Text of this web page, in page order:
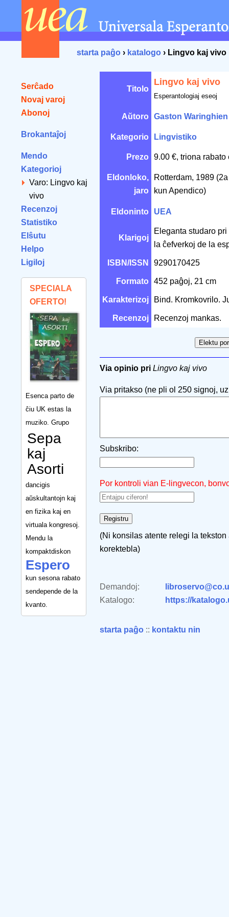
starta paĝo › katalogo › Lingvo kaj vivo
Serĉado
Novaj varoj
Abonoj
Brokantaĵoj
Mendo
Kategorioj
Varo: Lingvo kaj
vivo
Recenzoj
Statistiko
Elŝutu
Helpo
Ligiloj
SPECIALA
OFERTO!
Esenca parto de
ĉiu UK estas la
muziko. Grupo
Sepa
kaj
Asorti
dancigis
aŭskultantojn kaj
en fizika kaj en
virtuala kongresoj.
Mendu la
kompaktdiskon
Espero
kun sesona rabato
sendepende de la
kvanto.
Titolo
Lingvo kaj vivo
Esperantologiaj eseoj
Aŭtoro Gaston Waringhien
Kategorio Lingvistiko
Prezo 9.00 €, triona rabato
Eldonloko,
jaro
Rotterdam, 1989
kun Apendico)
Eldoninto UEA
Klarigoj
Eleganta studaro
la ĉefverkoj de la
ISBN/ISSN 9290170425
Formato 452 paĝoj, 21 cm
Karakterizoj Bind. Kromkovrilo.
Recenzoj Recenzoj mankas.
Via opinio pri Lingvo kaj vivo
Via pritakso (ne pli ol 250 signoj,
Subskribo:
Por kontroli vian E-lingvecon,
(Ni konsilas atente relegi la
korektebla)
Demandoj:
Katalogo:
https://
starta paĝo :: kontaktu nin